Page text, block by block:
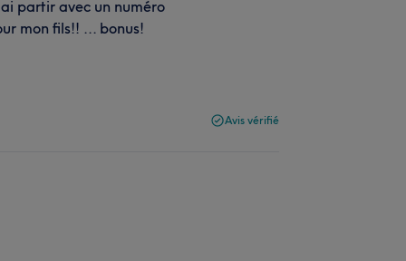
partir avec un numéro
mon fils!! ... bonus!
Avis vérifié